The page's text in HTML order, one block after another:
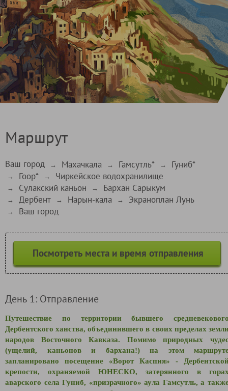
Маршрут
Ваш город → Махачкала → Гамсутль* → Гуниб*
→ Гоор* → Чиркейское водохранилище
→ Сулакский каньон → Бархан Сарыкум
→ Дербент → Нарын-кала → Экраноплан Лунь
→ Ваш город
Посмотреть места и время отправления
День 1: Отправление
Путешествие по территории бывшего
Дербентского ханства, объединившего в своих пределах
народов Восточного Кавказа. Помимо природных
(ущелий, каньонов и бархана!) на этом
запланировано посещение «Ворот Каспия» -
крепости, охраняемой ЮНЕСКО, затерянного в
аварского села Гуниб, «призрачного» аула Гамсутль, а